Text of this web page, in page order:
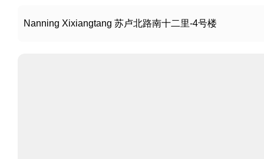
Nanning Xixiangtang 苏卢北路南十二里-4号楼